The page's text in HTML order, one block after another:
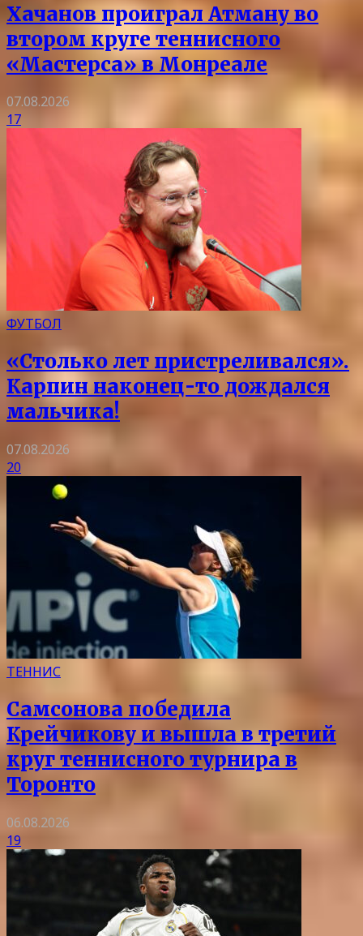
Хачанов проиграл Атману во
втором круге теннисного
«Мастерса» в Монреале
07.08.2026
17
ФУТБОЛ
«Столько лет пристреливался».
Карпин наконец-то дождался
мальчика!
07.08.2026
20
ТЕННИС
Самсонова победила
Крейчикову и вышла в третий
круг теннисного турнира в
Торонто
06.08.2026
19